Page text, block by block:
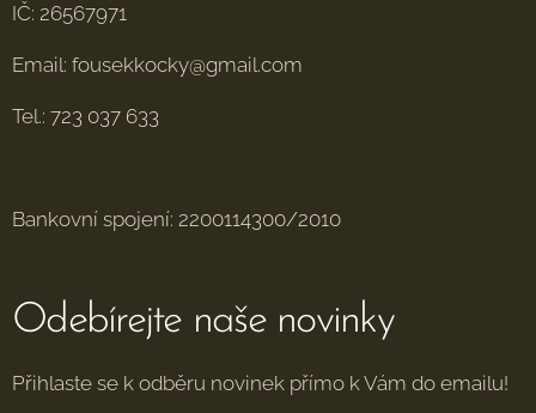
IČ: 26567971
Email: fousekkocky@gmail.com
Tel.: 723 037 633
Bankovní spojení: 2200114300/2010
Odebírejte naše novinky
Přihlaste se k odběru novinek přímo k Vám do emailu!